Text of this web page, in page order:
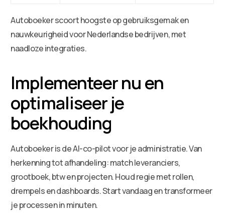
Autoboeker scoort hoogste op gebruiksgemak en
nauwkeurigheid voor Nederlandse bedrijven, met
naadloze integraties.
Implementeer nu en
optimaliseer je
boekhouding
Autoboeker is de AI-co-pilot voor je administratie. Van
herkenning tot afhandeling: match leveranciers,
grootboek, btw en projecten. Houd regie met rollen,
drempels en dashboards. Start vandaag en transformeer
je processen in minuten.